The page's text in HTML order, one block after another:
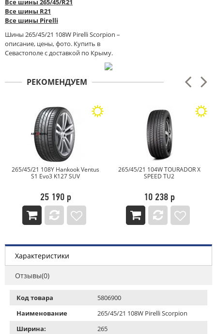
Все шины 265/45/R21
Все шины R21
Все шины Pirelli
Шины 265/45/21 108W Pirelli Scorpion –
описание, цены, фото. Купить в
Севастополе с доставкой по Крыму.
РЕКОМЕНДУЕМ
265/45/21 108Y Hankook Ventus
S1 Evo3 K127 SUV
25 190 р
265/45/21 104W TOURADOR X
SPEED TU2
10 238 р
Характеристики
Отзывы(0)
Код товара
5806900
Наименование
265/45/21 108W Pirelli Scorpion
Ширина:
265